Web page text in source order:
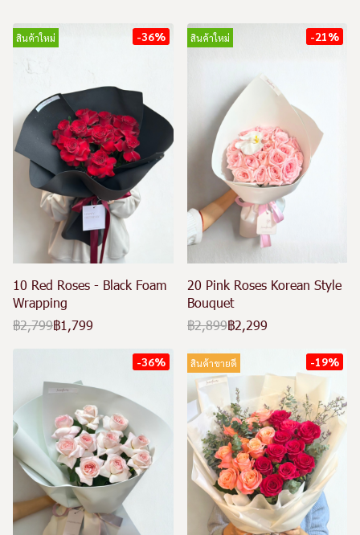
สินค้าใหม่ -36%
10 Red Roses - Black Foam
Wrapping
฿2,799฿1,799
สินค้าใหม่ -21%
20 Pink Roses Korean Style
Bouquet
฿2,899฿2,299
-36% สินค้าขายดี -19%